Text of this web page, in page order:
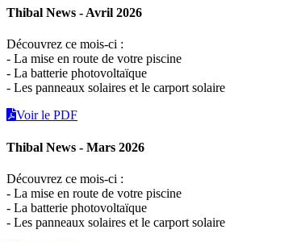
Thibal News - Avril 2026
Découvrez ce mois-ci :
- La mise en route de votre piscine
- La batterie photovoltaïque
- Les panneaux solaires et le carport solaire
Voir le PDF
Thibal News - Mars 2026
Découvrez ce mois-ci :
- La mise en route de votre piscine
- La batterie photovoltaïque
- Les panneaux solaires et le carport solaire